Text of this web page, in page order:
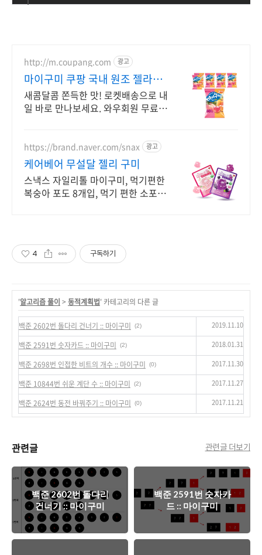
http://m.coupang.com 광고
마이구미 쿠팡 국내 원조 젤라틴
젤리
새콤달콤 쫀득한 맛! 로켓배송으로 내
일 바로 만나보세요. 와우회원 무료배
https://brand.naver.com/snax 광고
케어베어 무설달 젤리 구미
스낵스 자일리톨 마이구미, 먹기편한
복숭아 포도 8개입, 먹기 편한 소포장
4 구독하기
'알고리즘 풀이 > 동적계획법' 카테고리의 다른 글
백준 2602번 돌다리 건너기 :: 마이구미 (2) 2019.11.10
백준 2591번 숫자카드 :: 마이구미 (2) 2018.01.31
백준 2698번 인접한 비트의 개수 :: 마이구미 (0) 2017.11.30
백준 10844번 쉬운 계단 수 :: 마이구미 (2) 2017.11.27
백준 2624번 동전 바꿔주기 :: 마이구미 (0) 2017.11.21
관련글 관련글 더보기
백준 2602번 돌다리
건너기 :: 마이구미
백준 2591번 숫자카
드 :: 마이구미